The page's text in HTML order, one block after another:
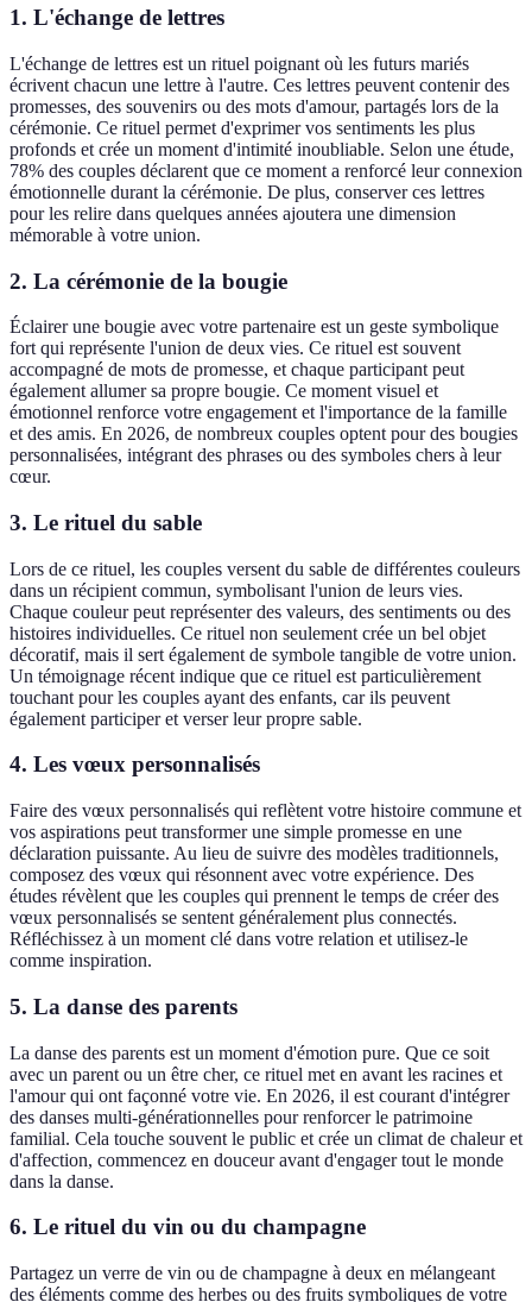
1. L'échange de lettres
L'échange de lettres est un rituel poignant où les futurs mariés
écrivent chacun une lettre à l'autre. Ces lettres peuvent contenir des
promesses, des souvenirs ou des mots d'amour, partagés lors de la
cérémonie. Ce rituel permet d'exprimer vos sentiments les plus
profonds et crée un moment d'intimité inoubliable. Selon une étude,
78% des couples déclarent que ce moment a renforcé leur connexion
émotionnelle durant la cérémonie. De plus, conserver ces lettres
pour les relire dans quelques années ajoutera une dimension
mémorable à votre union.
2. La cérémonie de la bougie
Éclairer une bougie avec votre partenaire est un geste symbolique
fort qui représente l'union de deux vies. Ce rituel est souvent
accompagné de mots de promesse, et chaque participant peut
également allumer sa propre bougie. Ce moment visuel et
émotionnel renforce votre engagement et l'importance de la famille
et des amis. En 2026, de nombreux couples optent pour des bougies
personnalisées, intégrant des phrases ou des symboles chers à leur
cœur.
3. Le rituel du sable
Lors de ce rituel, les couples versent du sable de différentes couleurs
dans un récipient commun, symbolisant l'union de leurs vies.
Chaque couleur peut représenter des valeurs, des sentiments ou des
histoires individuelles. Ce rituel non seulement crée un bel objet
décoratif, mais il sert également de symbole tangible de votre union.
Un témoignage récent indique que ce rituel est particulièrement
touchant pour les couples ayant des enfants, car ils peuvent
également participer et verser leur propre sable.
4. Les vœux personnalisés
Faire des vœux personnalisés qui reflètent votre histoire commune et
vos aspirations peut transformer une simple promesse en une
déclaration puissante. Au lieu de suivre des modèles traditionnels,
composez des vœux qui résonnent avec votre expérience. Des
études révèlent que les couples qui prennent le temps de créer des
vœux personnalisés se sentent généralement plus connectés.
Réfléchissez à un moment clé dans votre relation et utilisez-le
comme inspiration.
5. La danse des parents
La danse des parents est un moment d'émotion pure. Que ce soit
avec un parent ou un être cher, ce rituel met en avant les racines et
l'amour qui ont façonné votre vie. En 2026, il est courant d'intégrer
des danses multi-générationnelles pour renforcer le patrimoine
familial. Cela touche souvent le public et crée un climat de chaleur et
d'affection, commencez en douceur avant d'engager tout le monde
dans la danse.
6. Le rituel du vin ou du champagne
Partagez un verre de vin ou de champagne à deux en mélangeant
des éléments comme des herbes ou des fruits symboliques de votre